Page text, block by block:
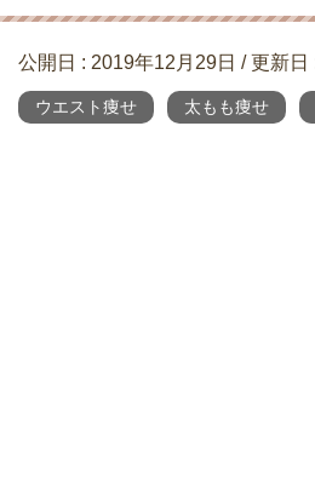
公開日 : 2019年12月29日 / 更新日
ウエスト痩せ 太もも痩せ